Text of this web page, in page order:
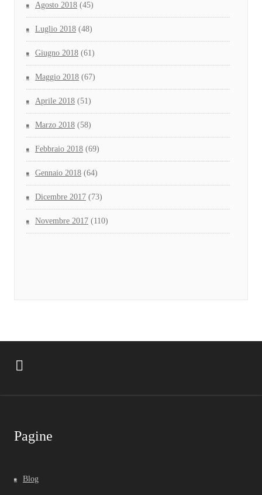
Agosto 2018 (45)
Luglio 2018 (48)
Giugno 2018 (61)
Maggio 2018 (67)
Aprile 2018 (51)
Marzo 2018 (58)
Febbraio 2018 (69)
Gennaio 2018 (64)
Dicembre 2017 (73)
Novembre 2017 (110)
Pagine
Blog